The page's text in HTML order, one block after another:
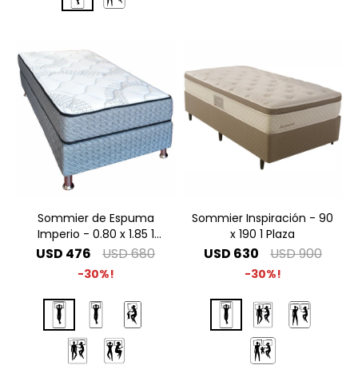
Sommier de Espuma
Imperio - 0.80 x 1.85 1
Plaza
USD 476 USD680
30
Sommier Inspiración - 90
x 190 1 Plaza
USD 630 USD900
30